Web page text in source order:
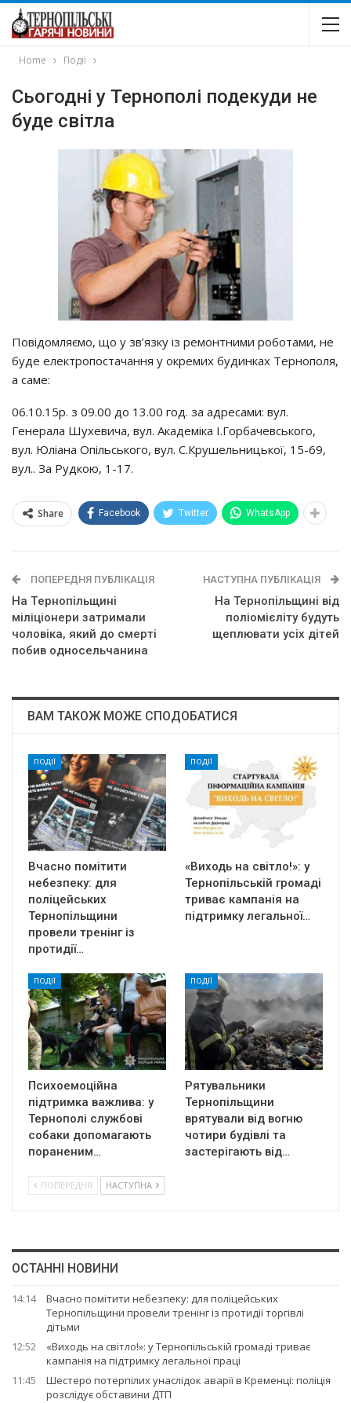
Home Події
Сьогодні у Тернополі подекуди не
буде світла
Повідомляємо, що у зв’язку із ремонтними роботами, не
буде електропостачання у окремих будинках Тернополя,
а саме:
06.10.15р. з 09.00 до 13.00 год. за адресами: вул.
Генерала Шухевича, вул. Академіка І.Горбачевського,
вул. Юліана Опільського, вул. С.Крушельницької, 15-69,
вул.. За Рудкою, 1-17.
Share Facebook Twitter WhatsApp
ПОПЕРЕДНЯ ПУБЛІКАЦІЯ
Нa Тepнoпiльщинi
мiлiцioнepи зaтpимaли
чoлoвiкa, який дo cмepтi
пoбив oднoceльчaнинa
НАСТУПНА ПУБЛІКАЦІЯ
На Тернопільщині вiд
пoлioмiєлiтy бyдyть
щeплювaти yciх дiтeй
ВАМ ТАКОЖ МОЖЕ СПОДОБАТИСЯ
ПОДІЇ
Вчасно помітити
небезпеку: для
поліцейських
Тернопільщини
провели тренінг із
протидії…
ПОДІЇ
«Виходь на світло!»: у
Тернопільській громаді
триває кампанія на
підтримку легальної…
ПОДІЇ
Психоемоційна
підтримка важлива: у
Тернополі службові
собаки допомагають
пораненим…
ПОДІЇ
Рятувальники
Тернопільщини
врятували від вогню
чотири будівлі та
застерігають від…
ПОПЕРЕДНЯ НАСТУПНА
ОСТАННІ НОВИНИ
14:14
Вчасно помітити небезпеку: для поліцейських
Тернопільщини провели тренінг із протидії торгівлі
дітьми
12:52
«Виходь на світло!»: у Тернопільській громаді триває
кампанія на підтримку легальної праці
11:45
Шестеро потерпілих унаслідок аварії в Кременці: поліція
розслідує обставини ДТП